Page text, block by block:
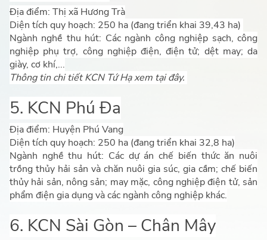
Địa điểm: Thị xã Hương Trà
Diện tích quy hoạch: 250 ha (đang triển khai 39,43 ha)
Ngành nghề thu hút: Các ngành công nghiệp sạch, công
nghiệp phụ trợ, công nghiệp điện, điện tử; dệt may; da
giày, cơ khí,...
Thông tin chi tiết KCN Tứ Hạ xem tại đây.
5. KCN Phú Đa
Địa điểm: Huyện Phú Vang
Diện tích quy hoạch: 250 ha (đang triển khai 32,8 ha)
Ngành nghề thu hút: Các dự án chế biến thức ăn nuôi
trồng thủy hải sản và chăn nuôi gia súc, gia cầm; chế biến
thủy hải sản, nông sản; may mặc, công nghiệp điện tử, sản
phẩm điện gia dụng và các ngành công nghiệp khác.
6. KCN Sài Gòn – Chân Mây